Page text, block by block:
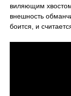
виляющим
внешность
боится, и